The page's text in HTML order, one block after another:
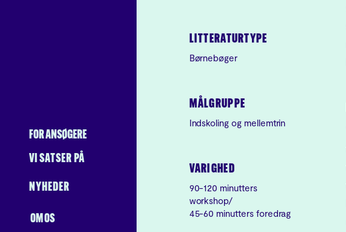
FOR ANSØGERE
VI SATSER PÅ
NYHEDER
OM OS
LITTERATURTYPE
Børnebøger
MÅLGRUPPE
Indskoling og mellemtrin
VARIGHED
90-120 minutters
workshop/
45-60 minutters foredrag